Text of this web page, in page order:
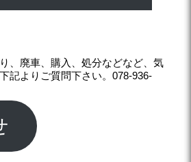
、廃車、購入、処分などなど、気
記よりご質問下さい。078-936-